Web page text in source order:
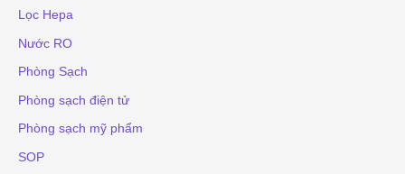
Lọc Hepa
Nước RO
Phòng Sạch
Phòng sạch điện tử
Phòng sạch mỹ phẩm
SOP